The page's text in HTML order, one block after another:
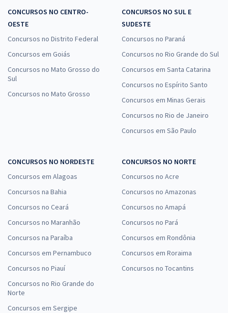
CONCURSOS NO CENTRO-
OESTE
Concursos no Distrito Federal
Concursos em Goiás
Concursos no Mato Grosso do
Sul
Concursos no Mato Grosso
CONCURSOS NO SUL E
SUDESTE
Concursos no Paraná
Concursos no Rio Grande do Sul
Concursos em Santa Catarina
Concursos no Espírito Santo
Concursos em Minas Gerais
Concursos no Rio de Janeiro
Concursos em São Paulo
CONCURSOS NO NORDESTE
Concursos em Alagoas
Concursos na Bahia
Concursos no Ceará
Concursos no Maranhão
Concursos na Paraíba
Concursos em Pernambuco
Concursos no Piauí
Concursos no Rio Grande do
Norte
Concursos em Sergipe
CONCURSOS NO NORTE
Concursos no Acre
Concursos no Amazonas
Concursos no Amapá
Concursos no Pará
Concursos em Rondônia
Concursos em Roraima
Concursos no Tocantins